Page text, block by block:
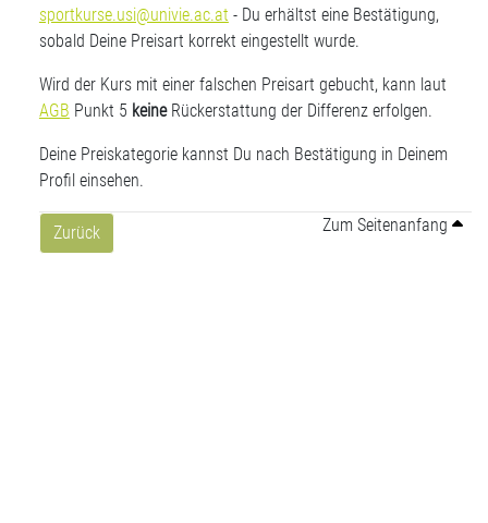
sportkurse.usi@univie.ac.at - Du erhältst eine Bestätigung,
sobald Deine Preisart korrekt eingestellt wurde.
Wird der Kurs mit einer falschen Preisart gebucht, kann laut
AGB Punkt 5 keine Rückerstattung der Differenz erfolgen.
Deine Preiskategorie kannst Du nach Bestätigung in Deinem
Profil einsehen.
Zurück Zum Seitenanfang